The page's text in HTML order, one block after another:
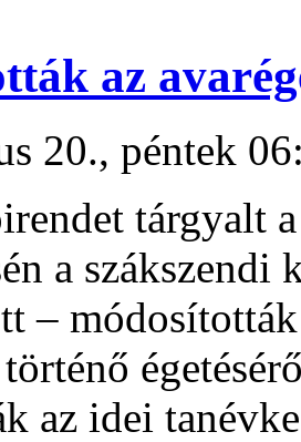
az
20., péntek
tárgyalt
a szákszendi
–
az idei